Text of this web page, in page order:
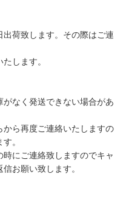
荷致します。その際はご連
します。
なく発送できない場合があ
ら再度ご連絡いたしますの
。
にご連絡致しますのでキャ
お願い致します。